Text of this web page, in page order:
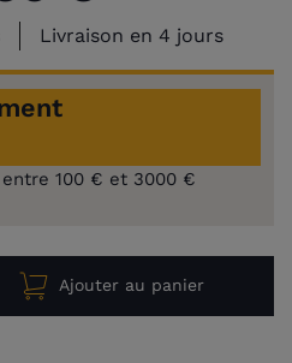
Livraison en 4 jours
100 € et 3000 €
Ajouter au panier